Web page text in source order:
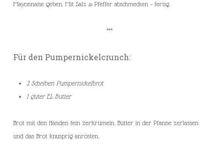
Mayonnaise geben. Mit Salz & Pfeffer abschmecken – fertig.
***
Für den Pumpernickelcrunch:
2 Scheiben Pumpernickelbrot
1 guter EL Butter
Brot mit den Händen fein zerkrümeln. Butter in der Pfanne zerlassen
und das Brot knusprig anrösten.